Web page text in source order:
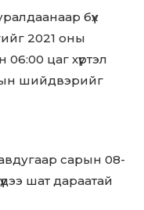
бүх
2021 оны
цаг хүртэл
шийдвэрийг
сарын 08-
шат дараатай